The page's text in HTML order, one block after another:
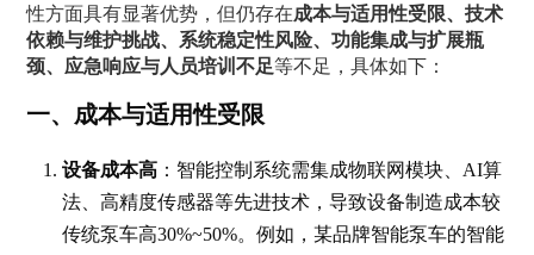
性方面具有显著优势，但仍存在成本与适用性受限、技术
依赖与维护挑战、系统稳定性风险、功能集成与扩展瓶
颈、应急响应与人员培训不足等不足，具体如下：
一、成本与适用性受限
设备成本高 ：智能控制系统需集成物联网模块、AI算
法、高精度传感器等先进技术，导致设备制造成本较
传统泵车高30%~50%。例如，某品牌智能泵车的智能